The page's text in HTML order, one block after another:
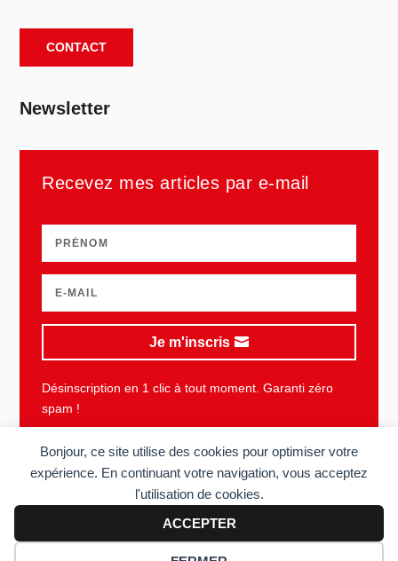
Bonjour, ce site utilise des cookies pour optimiser votre
expérience. En continuant votre navigation, vous acceptez
l'utilisation de cookies.
ACCEPTER
CONTACT
Newsletter
Recevez mes articles par e-mail
Je m'inscris
Désinscription en 1 clic à tout moment. Garanti zéro
spam !
Plan du site Mentions légales Vie privée
Copyright © 2006-2026 Sens du client. Tous droits réservés. Réalisé